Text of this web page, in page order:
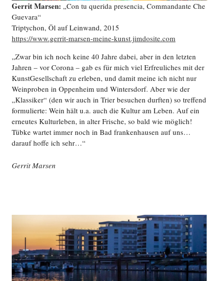
Gerrit Marsen: „Con tu querida presencia, Commandante Che
Guevara“
Triptychon, Öl auf Leinwand, 2015
https://www.gerrit-marsen-meine-kunst.jimdosite.com
„Zwar bin ich noch keine 40 Jahre dabei, aber in den letzten
Jahren – vor Corona – gab es für mich viel Erfreuliches mit der
KunstGesellschaft zu erleben, und damit meine ich nicht nur
Weinproben in Oppenheim und Wintersdorf. Aber wie der
„Klassiker“ (den wir auch in Trier besuchen durften) so treffend
formulierte: Wein hält u.a. auch die Kultur am Leben. Auf ein
erneutes Kulturleben, in alter Frische, so bald wie möglich!
Tübke wartet immer noch in Bad frankenhausen auf uns…
darauf hoffe ich sehr…“
Gerrit Marsen